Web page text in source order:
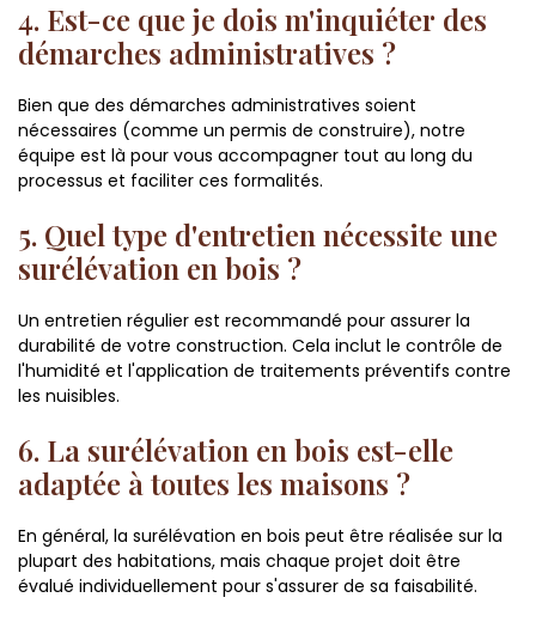
4. Est-ce que je dois m'inquiéter des
démarches administratives ?
Bien que des démarches administratives soient
nécessaires (comme un permis de construire), notre
équipe est là pour vous accompagner tout au long du
processus et faciliter ces formalités.
5. Quel type d'entretien nécessite une
surélévation en bois ?
Un entretien régulier est recommandé pour assurer la
durabilité de votre construction. Cela inclut le contrôle de
l'humidité et l'application de traitements préventifs contre
les nuisibles.
6. La surélévation en bois est-elle
adaptée à toutes les maisons ?
En général, la surélévation en bois peut être réalisée sur la
plupart des habitations, mais chaque projet doit être
évalué individuellement pour s'assurer de sa faisabilité.